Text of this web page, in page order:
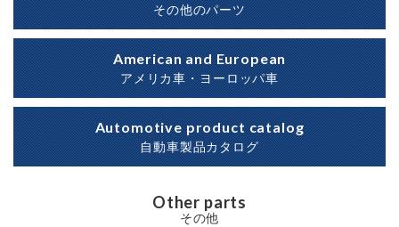
その他のパーツ
American and European
アメリカ車・ヨーロッパ車
Automotive product catalog
自動車製品カタログ
Other parts
その他